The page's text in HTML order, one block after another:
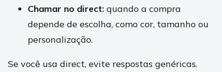
Chamar no direct: quando a compra
depende de escolha, como cor, tamanho ou
personalização.
Se você usa direct, evite respostas genéricas.